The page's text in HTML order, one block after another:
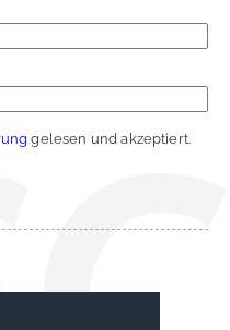
gelesen und akzeptiert.